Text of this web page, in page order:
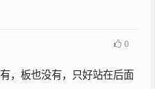
0
，板也没有，只好站在后面